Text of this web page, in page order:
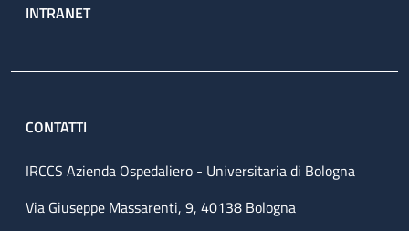
INTRANET
CONTATTI
IRCCS Azienda Ospedaliero - Universitaria di Bologna
Via Giuseppe Massarenti, 9, 40138 Bologna